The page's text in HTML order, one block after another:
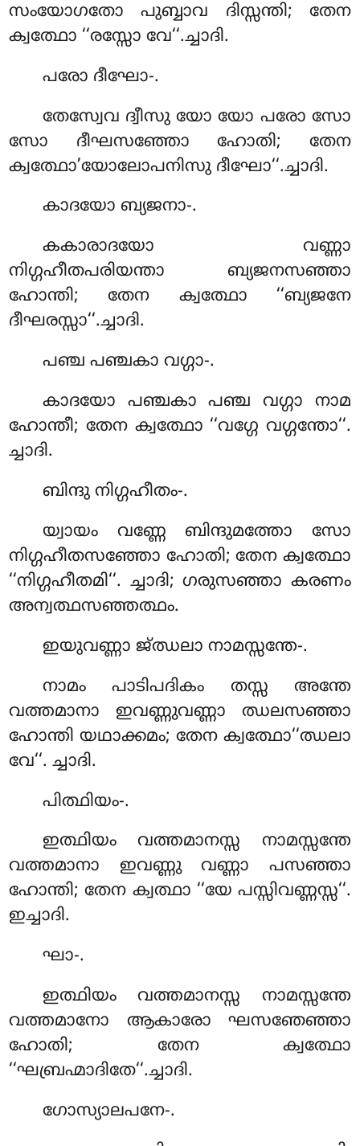
സംയോഗതോ പുബ്ബാവ ദിസ്സന്തി; തേന
ക്വത്ഥോ ‘‘രസ്സോ വേ‘‘.ച്ചാദി.
പരോ ദീഘോ-.
തേസ്വേവ ദ്വീസു യോ യോ പരോ സോ
സോ ദീഘസഞ്ഞോ ഹോതി; തേന
ക്വത്ഥോ’യോലോപനിസു ദീഘോ‘‘.ച്ചാദി.
കാദയോ ബ്യജനാ-.
കകാരാദയോ വണ്ണാ
നിഗ്ഗഹീതപരിയന്താ ബ്യജനസഞ്ഞാ
ഹോന്തി; തേന ക്വത്ഥോ ‘‘ബ്യജനേ
ദീഘരസ്സാ‘‘.ച്ചാദി.
പഞ്ച പഞ്ചകാ വഗ്ഗാ-.
കാദയോ പഞ്ചകാ പഞ്ച വഗ്ഗാ നാമ
ഹോന്തീ; തേന ക്വത്ഥോ ‘‘വഗ്ഗേ വഗ്ഗന്തോ‘‘.
ച്ചാദി.
ബിന്ദു നിഗ്ഗഹീതം-.
യ്വായം വണ്ണേ ബിന്ദുമത്തോ സോ
നിഗ്ഗഹീതസഞ്ഞോ ഹോതി; തേന ക്വത്ഥോ
‘‘നിഗ്ഗഹീതമി‘‘. ച്ചാദി; ഗരുസഞ്ഞാ കരണം
അന്വത്ഥസഞ്ഞത്ഥം.
ഇയുവണ്ണാ ജ്ഝലാ നാമസ്സന്തേ-.
നാമം പാടിപദികം തസ്സ അന്തേ
വത്തമാനാ ഇവണ്ണുവണ്ണാ ഝലസഞ്ഞാ
ഹോന്തി യഥാക്കമം; തേന ക്വത്ഥോ‘‘ഝലാ
വേ‘‘. ച്ചാദി.
പിത്ഥിയം-.
ഇത്ഥിയം വത്തമാനസ്സ നാമസ്സന്തേ
വത്തമാനാ ഇവണ്ണു വണ്ണാ പസഞ്ഞാ
ഹോന്തി; തേന ക്വത്ഥാ ‘‘യേ പസ്സിവണ്ണസ്സ‘‘.
ഇച്ചാദി.
ഘാ-.
ഇത്ഥിയം വത്തമാനസ്സ നാമസ്സന്തേ
വത്തമാനോ ആകാരോ ഘസഞേഞ്ഞാ
ഹോതി; തേന ക്വത്ഥോ
‘‘ഘബ്രഹ്മാദിതേ‘‘.ച്ചാദി.
ഗോസ്യാലപനേ-.